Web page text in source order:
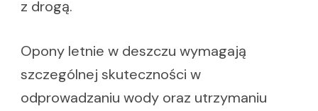
z drogą.
Opony letnie w deszczu wymagają
szczególnej skuteczności w
odprowadzaniu wody oraz utrzymaniu